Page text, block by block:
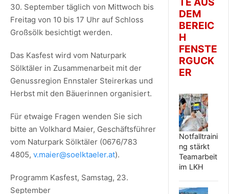
30. September täglich von Mittwoch bis
Freitag von 10 bis 17 Uhr auf Schloss
Großsölk besichtigt werden.
Das Kasfest wird vom Naturpark
Sölktäler in Zusammenarbeit mit der
Genussregion Ennstaler Steirerkas und
Herbst mit den Bäuerinnen organisiert.
Für etwaige Fragen wenden Sie sich
bitte an Volkhard Maier, Geschäftsführer
vom Naturpark Sölktäler (0676/783
4805, v.maier@soelktaeler.at).
Programm Kasfest, Samstag, 23.
September
DEM
BEREIC
H
FENSTE
RGUCK
ER
Notfalltraini
ng stärkt
Teamarbeit
im LKH